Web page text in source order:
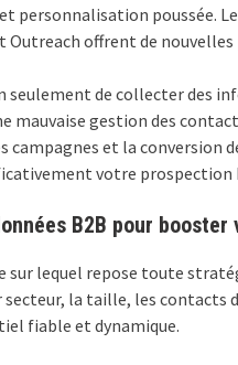
poussée.
offrent de
seulement de collecter des
mauvaise gestion des
et la conversion
votre
B2B pour
sur lequel repose toute
la taille, les
fiable et dynamique.